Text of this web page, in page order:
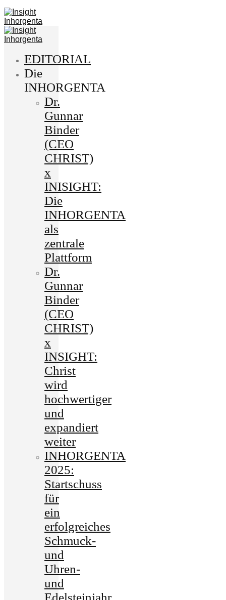
EDITORIAL
Die
INHORGENTA
Dr.
Gunnar
Binder
(CEO
CHRIST)
x
INISIGHT:
Die
INHORGENTA
als
zentrale
Plattform
Dr.
Gunnar
Binder
(CEO
CHRIST)
x
INSIGHT:
Christ
wird
hochwertiger
und
expandiert
weiter
INHORGENTA
2025:
Startschuss
für
ein
erfolgreiches
Schmuck-
und
Uhren-
und
Edelsteinjahr